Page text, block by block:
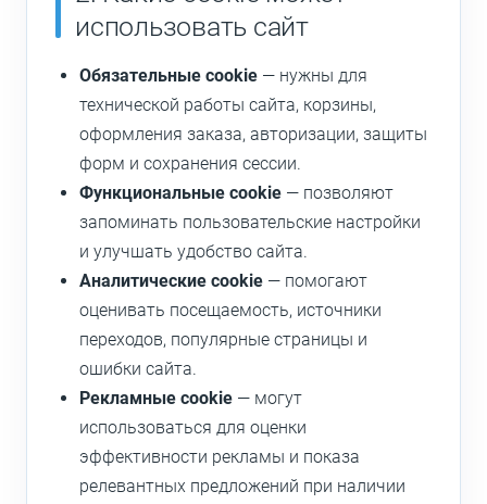
использовать сайт
Обязательные cookie — нужны для
технической работы сайта, корзины,
оформления заказа, авторизации, защиты
форм и сохранения сессии.
Функциональные cookie — позволяют
запоминать пользовательские настройки
и улучшать удобство сайта.
Аналитические cookie — помогают
оценивать посещаемость, источники
переходов, популярные страницы и
ошибки сайта.
Рекламные cookie — могут
использоваться для оценки
эффективности рекламы и показа
релевантных предложений при наличии